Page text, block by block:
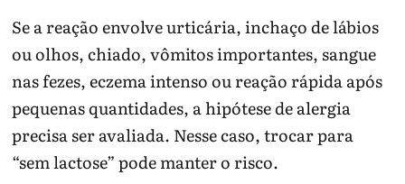
Se a reação envolve urticária, inchaço de lábios
ou olhos, chiado, vômitos importantes, sangue
nas fezes, eczema intenso ou reação rápida após
pequenas quantidades, a hipótese de alergia
precisa ser avaliada. Nesse caso, trocar para
“sem lactose” pode manter o risco.